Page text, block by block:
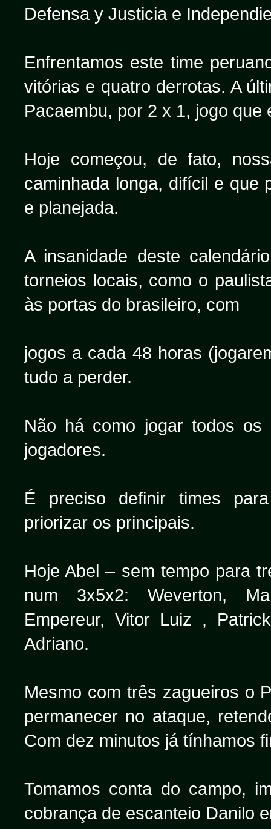
Defensa y Justicia e
Enfrentamos este time
vitórias e quatro derrotas. A
Pacaembu, por 2 x 1, jogo que
Hoje começou, de fato,
caminhada longa, difícil e que
e planejada.
A insanidade deste
torneios locais, como o
às portas do brasileiro, com
jogos a cada 48 horas
tudo a perder.
Não há como jogar todos os
jogadores.
É preciso definir times
priorizar os principais.
Hoje Abel – sem tempo para
num 3x5x2: Weverton,
Empereur, Vitor Luiz ,
Adriano.
Mesmo com três zagueiros o
permanecer no ataque,
Com dez minutos já tínhamos
Tomamos conta do campo,
cobrança de escanteio Danilo